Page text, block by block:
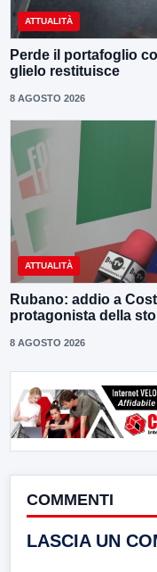
ATTUALITÀ
Perde il portafoglio
glielo restituisce
8 AGOSTO 2026
ATTUALITÀ
Rubano: addio a
protagonista della
8 AGOSTO 2026
COMMENTI
LASCIA UN